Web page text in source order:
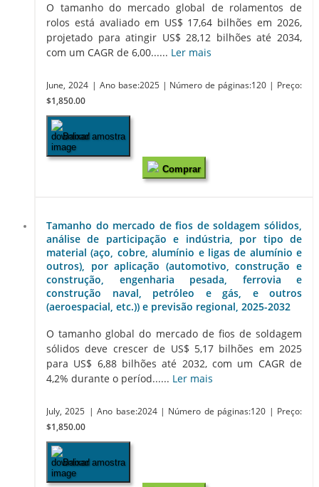
O tamanho do mercado global de rolamentos de
rolos está avaliado em US$ 17,64 bilhões em 2026,
projetado para atingir US$ 28,12 bilhões até 2034,
com um CAGR de 6,00...... Ler mais
June, 2024 | Ano base:2025 | Número de páginas:120 | Preço:
$1,850.00
Baixar amostra
Comprar
Tamanho do mercado de fios de soldagem sólidos,
análise de participação e indústria, por tipo de
material (aço, cobre, alumínio e ligas de alumínio e
outros), por aplicação (automotivo, construção e
construção, engenharia pesada, ferrovia e
construção naval, petróleo e gás, e outros
(aeroespacial, etc.)) e previsão regional, 2025-2032
O tamanho global do mercado de fios de soldagem
sólidos deve crescer de US$ 5,17 bilhões em 2025
para US$ 6,88 bilhões até 2032, com um CAGR de
4,2% durante o períod...... Ler mais
July, 2025 | Ano base:2024 | Número de páginas:120 | Preço:
$1,850.00
Baixar amostra